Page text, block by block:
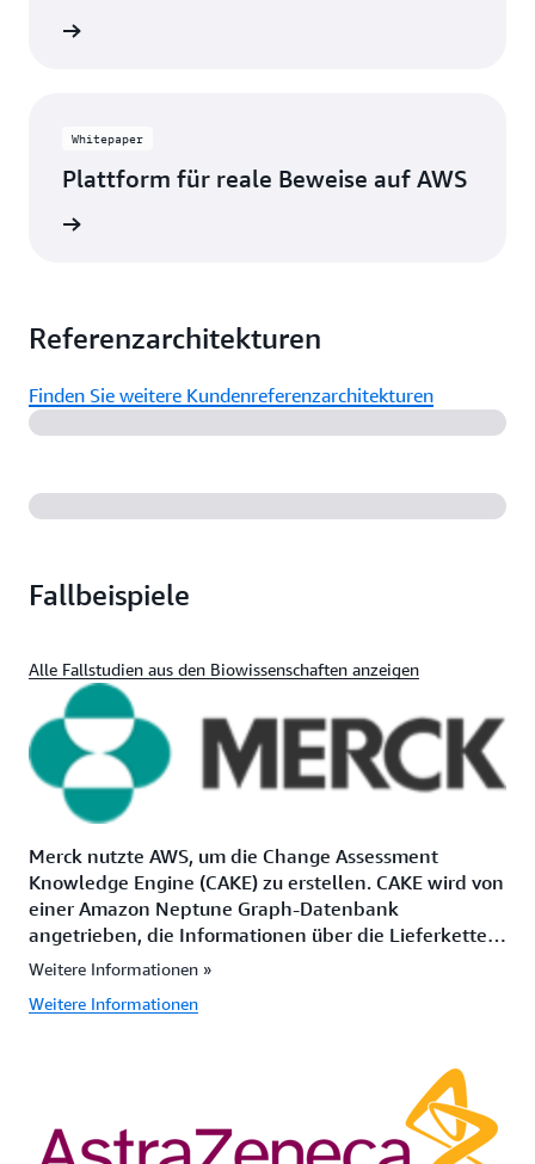
Whitepaper
Plattform für reale Beweise auf AWS
Referenzarchitekturen
Finden Sie weitere Kundenreferenzarchitekturen
Fallbeispiele
Alle Fallstudien aus den Biowissenschaften anzeigen
Merck nutzte AWS, um die Change Assessment
Knowledge Engine (CAKE) zu erstellen. CAKE wird von
einer Amazon Neptune Graph-Datenbank
angetrieben, die Informationen über die Lieferkette
und das regulatorische Betriebsumfeld von Merck
Änderungsbewertung um bis zu 90 Prozent und den
Weitere Informationen »
Weitere Informationen